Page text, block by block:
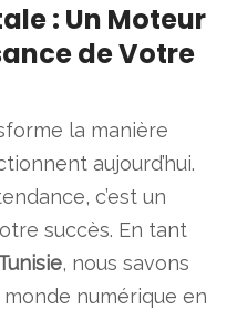
: Un Moteur
de Votre
la manière
aujourd’hui.
c’est un
succès. En tant
, nous savons
numérique en